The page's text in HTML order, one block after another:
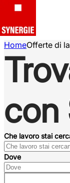
HomeOfferte di
con
Che lavoro stai
Dove